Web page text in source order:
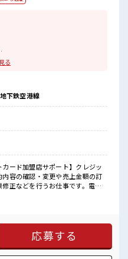
自由！
もできそう≫
だけど、
ていきましょう！
る
下鉄空港線
ード加盟店サポート】クレジッ
内容の確認・変更や売上金額の訂
正などを行うお仕事です。電話
割は事務処理なので、コツコツ作
安心してスタートできます。リ
ィスで、無料のお弁当やドリン
職
OKですよ！ ≪プライベートが充
応募する